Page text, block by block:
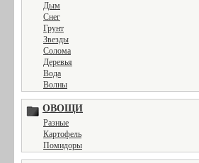
Дым
Снег
Грунт
Звезды
Солома
Деревья
Вода
Волны
ОВОЩИ
Разные
Картофель
Помидоры